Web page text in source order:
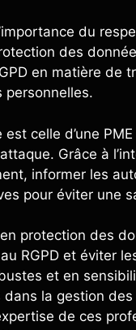
du
des
en matière de
personnelles.
celle d’une
Grâce à
informer les
pour éviter une
protection des
RGPD et éviter
et en
la gestion
de ces